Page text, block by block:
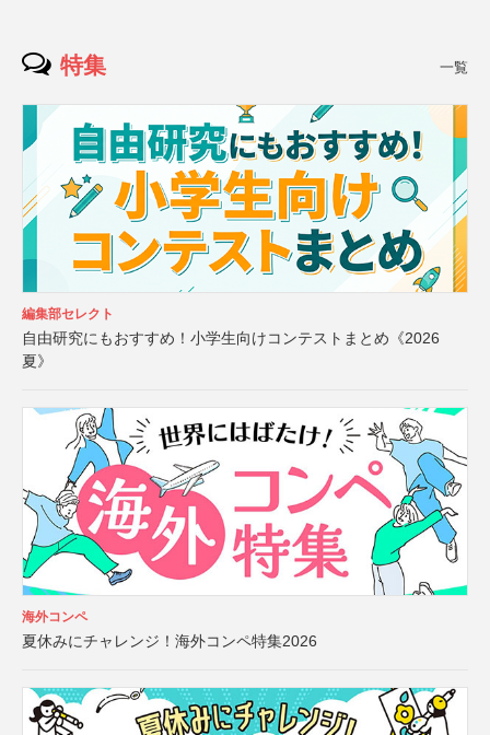
特集 一覧
編集部セレクト
自由研究にもおすすめ！小学生向けコンテストまとめ《2026
夏》
海外コンペ
夏休みにチャレンジ！海外コンペ特集2026